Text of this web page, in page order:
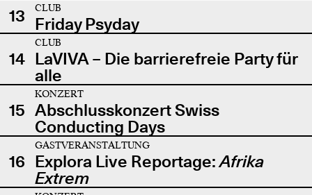
13
CLUB
Friday Psyday
14
CLUB
LaVIVA – Die barrierefreie Party für
alle
15
KONZERT
Abschlusskonzert Swiss
Conducting Days
16
GASTVERANSTALTUNG
Explora Live Reportage:Afrika
Extrem